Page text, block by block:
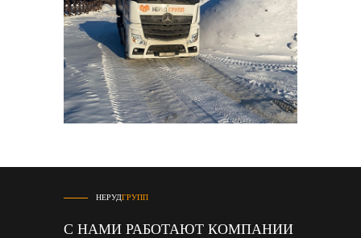
НЕРУДГРУПП
С НАМИ РАБОТАЮТ КОМПАНИИ